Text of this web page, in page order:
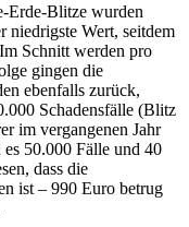
Erde-Blitze wurden
niedrigste Wert, seitdem
Schnitt werden pro
gingen die
ebenfalls zurück,
Schadensfälle (Blitz
im vergangenen Jahr
50.000 Fälle und 40
dass die
ist – 990 Euro betrug